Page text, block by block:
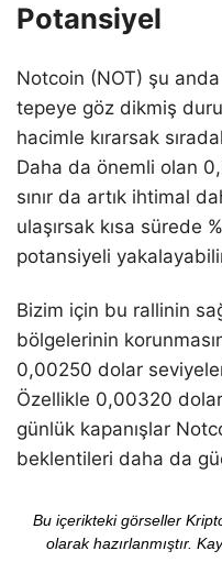
Potansiyel
Notcoin (NOT) şu
tepeye göz dikmiş
hacimle kırarsak
Daha da önemli olan
sınır da artık ihtimal
ulaşırsak kısa sürede
potansiyeli
Bizim için bu rallinin
bölgelerinin
0,00250 dolar
Özellikle 0,00320
günlük kapanışlar
beklentileri daha da
Bu içerikteki görseller
olarak hazırlanmıştır.